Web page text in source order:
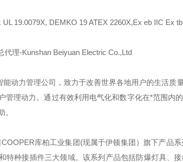
19.0079X, DEMKO 19 ATEX 2260X,Ex eb IIC Ex
代理-Kunshan Beiyuan Electric Co.,Ltd
能动力管理公司，致力于改善世界各地用户的生活
管理动力。通过有效利用电气化和数字化在*范围内
。
COOPER库柏工业集团(现属于伊顿集团）旗下产品
特种接插件三大领域。该系列产品包括防爆灯具、